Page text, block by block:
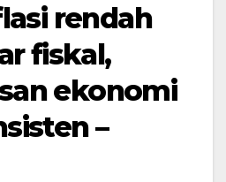
rendah
fiskal,
ekonomi
–